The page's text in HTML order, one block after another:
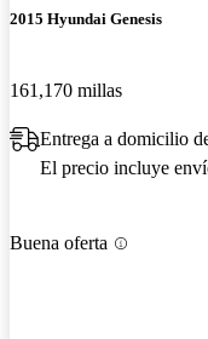
2015 Hyundai Genesis
161,170 millas
Entrega a domicilio
El precio incluye
Buena oferta